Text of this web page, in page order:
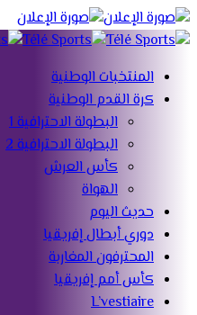
المنتخبات الوطنية
كرة القدم الوطنية
البطولة الاحترافية 1
البطولة الاحترافية 2
كأس العرش
الهواة
حديث اليوم
دوري أبطال إفريقيا
المحترفون المغاربة
كأس أمم إفريقيا
L’vestiaire